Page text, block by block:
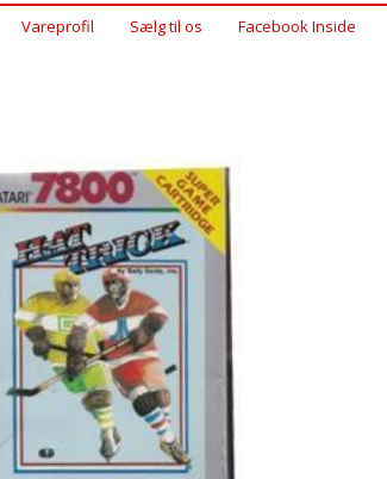
Vareprofil Sælg til os Facebook Inside